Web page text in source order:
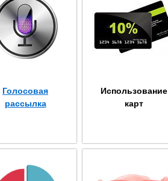
Голосовая
рассылка
Использование
карт